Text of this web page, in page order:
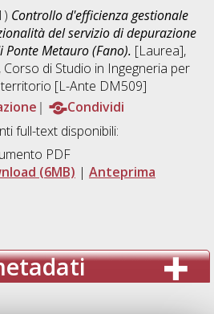
Controllo d'efficienza gestionale
del servizio di depurazione
Metauro (Fano). [Laurea],
di Studio in Ingegneria per
[L-Ante DM509]
Condividi
full-text disponibili:
PDF
(6MB) | Anteprima